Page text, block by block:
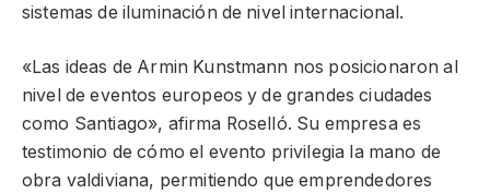
sistemas de iluminación de nivel internacional.
«Las ideas de Armin Kunstmann nos posicionaron al
nivel de eventos europeos y de grandes ciudades
como Santiago», afirma Roselló. Su empresa es
testimonio de cómo el evento privilegia la mano de
obra valdiviana, permitiendo que emprendedores